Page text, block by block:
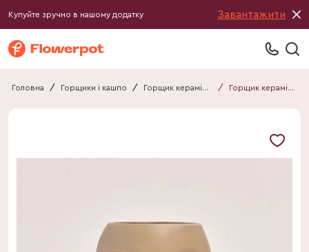
Купуйте зручно в нашому додатку Завантажити
Головна / Горщики і кашпо / Горщик керамічний / Горщик керамічний Мрія перлина мокко